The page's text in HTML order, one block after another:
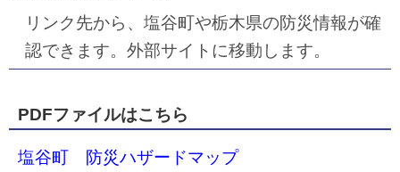
リンク先から、塩谷町や栃木県の防災情報が確
認できます。外部サイトに移動します。
PDFファイルはこちら
塩谷町 防災ハザードマップ